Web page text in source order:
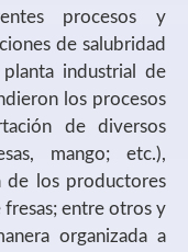
procesos y
de salubridad
industrial de
los procesos
de diversos
mango; etc.),
de los productores
entre otros y
organizada a